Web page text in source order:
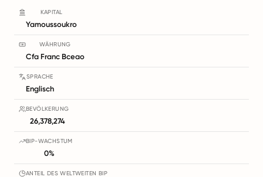
KAPITAL
Yamoussoukro
WÄHRUNG
Cfa Franc Bceao
SPRACHE
Englisch
BEVÖLKERUNG
26,378,274
BIP-WACHSTUM
0%
ANTEIL DES WELTWEITEN BIP